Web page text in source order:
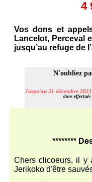
4
Vos dons et
Lancelot, Perceval
jusqu’au refuge de
N'oubliez
Jusqu'au 31 décembre
dons
********
Chers clicoeurs, il y
Jerikoko d'être